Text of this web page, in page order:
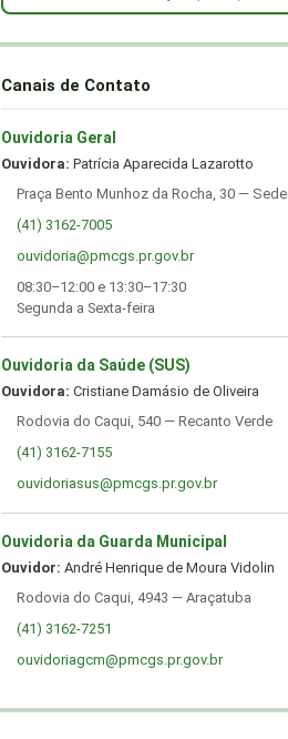
Canais de Contato
Ouvidoria Geral
Ouvidora: Patrícia Aparecida Lazarotto
Praça Bento Munhoz da Rocha, 30 — Sede
(41) 3162-7005
ouvidoria@pmcgs.pr.gov.br
08:30–12:00 e 13:30–17:30
Segunda a Sexta-feira
Ouvidoria da Saúde (SUS)
Ouvidora: Cristiane Damásio de Oliveira
Rodovia do Caqui, 540 — Recanto Verde
(41) 3162-7155
ouvidoriasus@pmcgs.pr.gov.br
Ouvidoria da Guarda Municipal
Ouvidor: André Henrique de Moura Vidolin
Rodovia do Caqui, 4943 — Araçatuba
(41) 3162-7251
ouvidoriagcm@pmcgs.pr.gov.br